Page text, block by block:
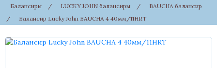
Балансиры
/ LUCKY JOHN балансиры /
BAUCHA балансир
/
Балансир Lucky John BAUCHA 4 40мм/11HRT